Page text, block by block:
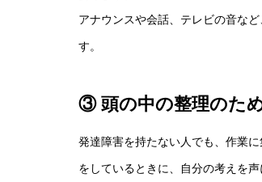
アナウンスや会話、テレビの音な
す。
③ 頭の中の整理のた
発達障害を持たない人でも、作業
をしているときに、自分の考えを